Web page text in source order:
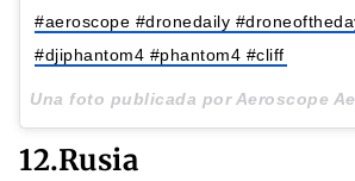
#aeroscope #dronedaily
#djiphantom4 #phantom4 #cliff
12.Rusia